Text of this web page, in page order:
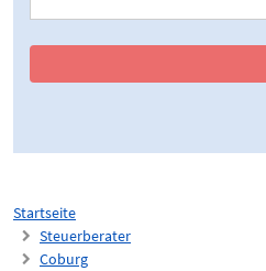
Startseite
Steuerberater
Coburg